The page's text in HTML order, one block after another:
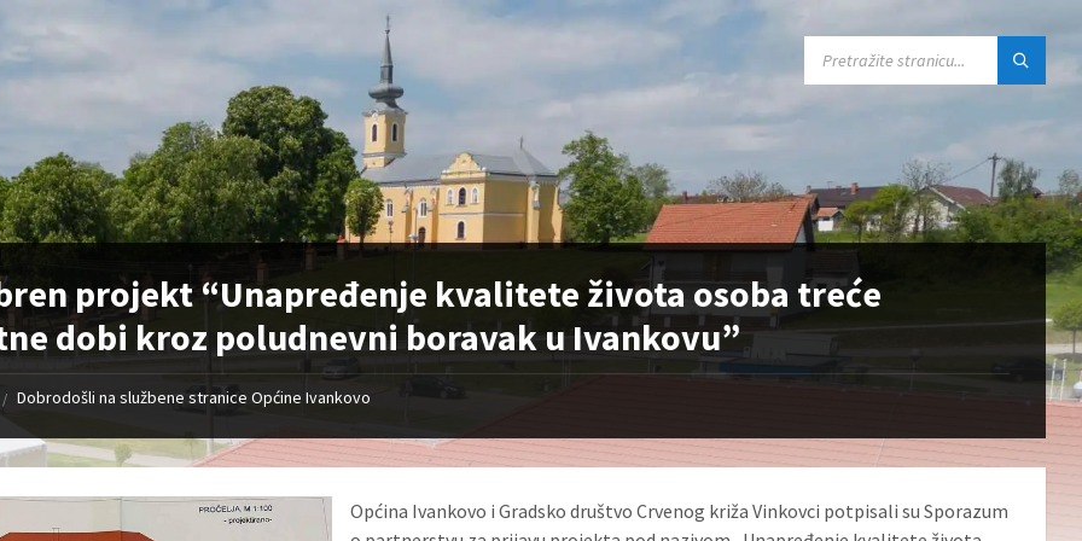
projekt “Unapređenje kvalitete života osoba treće
dobi kroz poludnevni boravak u Ivankovu”
/ Dobrodošli na službene stranice Općine Ivankovo
Općina Ivankovo i Gradsko društvo Crvenog križa Vinkovci potpisali su Sporazum